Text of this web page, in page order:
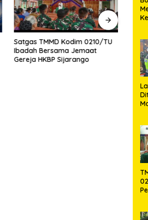
Satgas TMMD Kodim 0210/TU
Ibadah Bersama Jemaat
Gereja HKBP Sijarango